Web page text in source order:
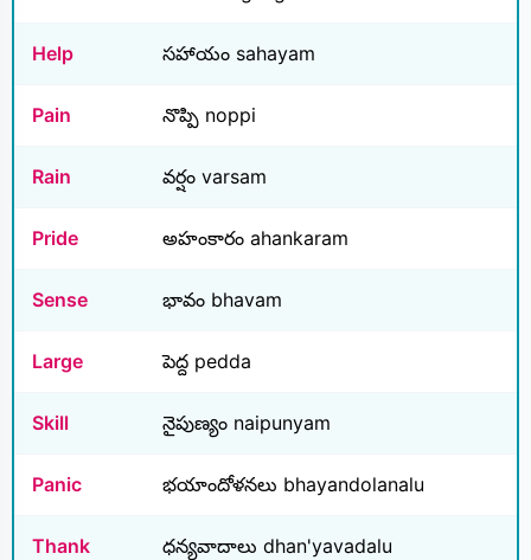
Help సహాయం sahayam
Pain నొప్పి noppi
Rain వర్షం varsam
Pride అహంకారం ahankaram
Sense భావం bhavam
Large పెద్ద pedda
Skill నైపుణ్యం naipunyam
Panic భయాందోళనలు bhayandolanalu
Thank ధన్యవాదాలు dhan'yavadalu